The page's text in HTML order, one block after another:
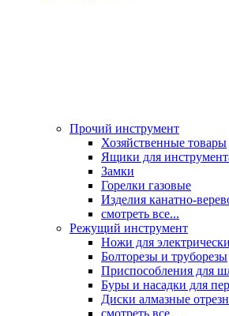
Прочий инструмент
Хозяйственные товары
Ящики для
Замки
Горелки газовые
Изделия канатно-
смотреть все...
Режущий инструмент
Ножи для
Болторезы и труборезы
Приспособления для
Буры и насадки для
Диски алмазные
смотреть все...